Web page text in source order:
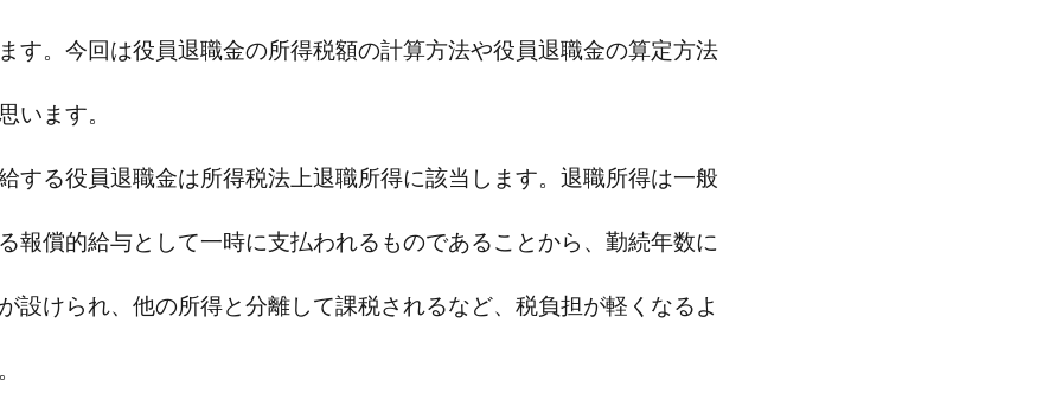
す。今回は役員退職金の所得税額の計算方法や役員退職金の算定方法
います。
する役員退職金は所得税法上退職所得に該当します。退職所得は一般
報償的給与として一時に支払われるものであることから、勤続年数に
設けられ、他の所得と分離して課税されるなど、税負担が軽くなるよ